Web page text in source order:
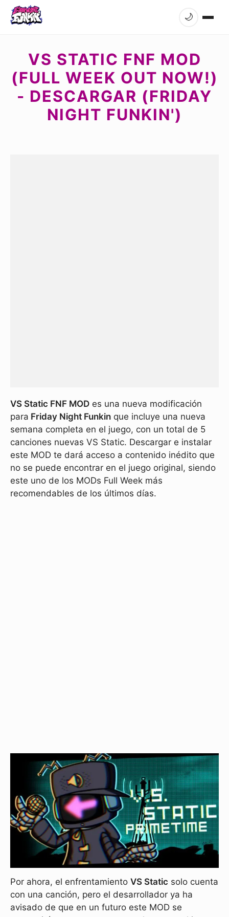
🌙
VS STATIC FNF MOD
(FULL WEEK OUT NOW!)
- DESCARGAR (FRIDAY
NIGHT FUNKIN')
VS Static FNF MOD es una nueva modificación
para Friday Night Funkin que incluye una nueva
semana completa en el juego, con un total de 5
canciones nuevas VS Static. Descargar e instalar
este MOD te dará acceso a contenido inédito que
no se puede encontrar en el juego original, siendo
este uno de los MODs Full Week más
recomendables de los últimos días.
Por ahora, el enfrentamiento VS Static solo cuenta
con una canción, pero el desarrollador ya ha
avisado de que en un futuro este MOD se